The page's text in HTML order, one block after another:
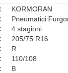
KORMORAN
Pneumatici
4 stagioni
205/75 R16
R
110/108
B